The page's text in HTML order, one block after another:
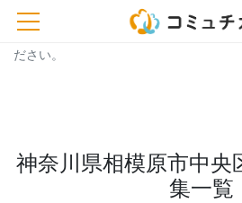
toggle navigation
※開催予定のイベントが中止・延期にな
す。おでかけ、またはお申込みの際は
ださい。
神奈川県相模原市中央
集一覧